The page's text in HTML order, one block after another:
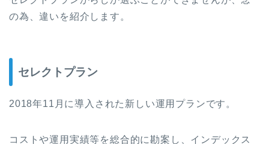
の為、違いを紹介します。
セレクトプラン
2018年11月に導入された新しい運用プランです。
コストや運用実績等を総合的に勘案し、インデックス